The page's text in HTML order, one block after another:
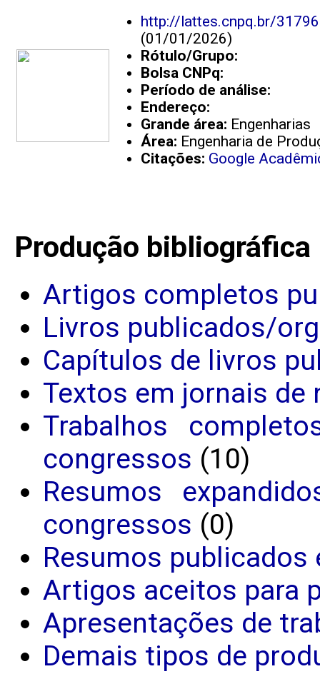
http://lattes.cnpq.br/
(01/01/2026)
Rótulo/Grupo:
Bolsa CNPq:
Período de análise:
Endereço:
Grande área: Engenharias
Área: Engenharia de
Citações: Google
Produção bibliográfica
Artigos completos
Livros publicados/
Capítulos de livros
Textos em jornais
Trabalhos
congressos (10)
Resumos
congressos (0)
Resumos
Artigos aceitos para
Apresentações de
Demais tipos de